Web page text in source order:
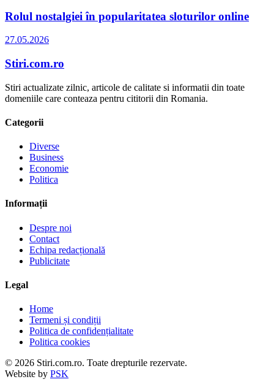
Rolul nostalgiei în popularitatea sloturilor online
27.05.2026
Stiri.com.ro
Stiri actualizate zilnic, articole de calitate si informatii din toate
domeniile care conteaza pentru cititorii din Romania.
Categorii
Diverse
Business
Economie
Politica
Informații
Despre noi
Contact
Echipa redacțională
Publicitate
Legal
Home
Termeni și condiții
Politica de confidențialitate
Politica cookies
© 2026 Stiri.com.ro. Toate drepturile rezervate.
Website by PSK